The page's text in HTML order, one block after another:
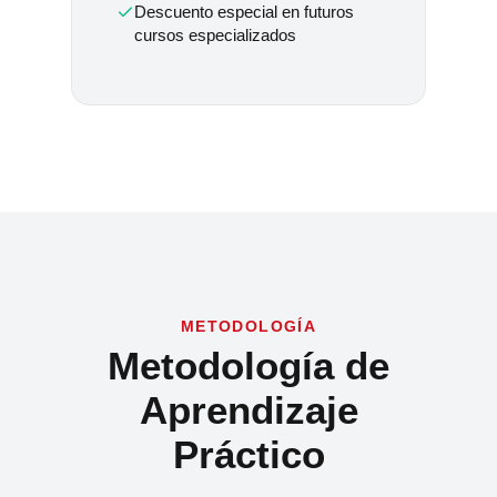
Descuento especial en futuros
cursos especializados
METODOLOGÍA
Metodología de
Aprendizaje
Práctico